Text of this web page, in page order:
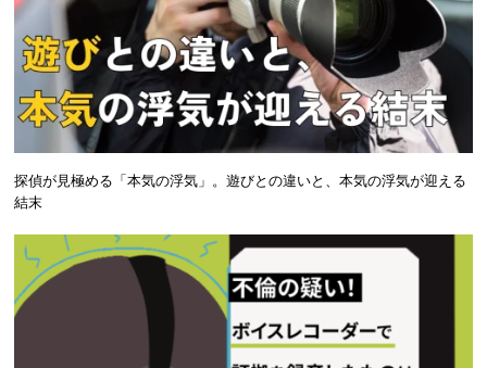
探偵が見極める「本気の浮気」。遊びとの違いと、本気の浮気が迎える
結末